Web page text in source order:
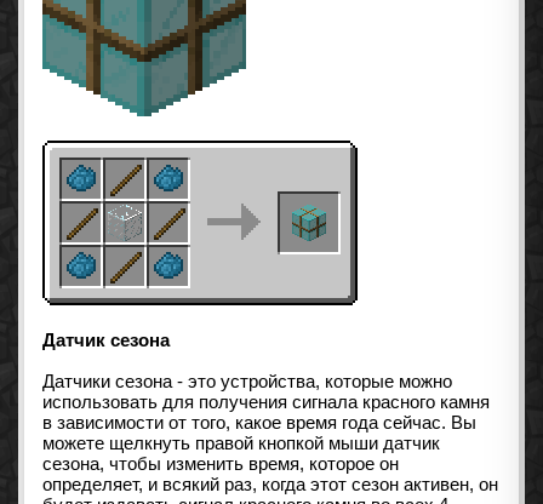
Датчик сезона
Датчики сезона - это устройства, которые можно
использовать для получения сигнала красного камня
в зависимости от того, какое время года сейчас. Вы
можете щелкнуть правой кнопкой мыши датчик
сезона, чтобы изменить время, которое он
определяет, и всякий раз, когда этот сезон активен, он